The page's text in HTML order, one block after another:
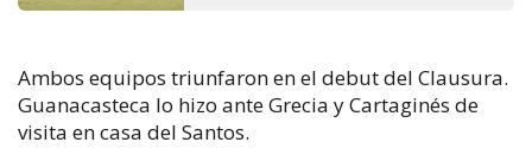
Ambos equipos triunfaron en el debut del Clausura.
Guanacasteca lo hizo ante Grecia y Cartaginés de
visita en casa del Santos.